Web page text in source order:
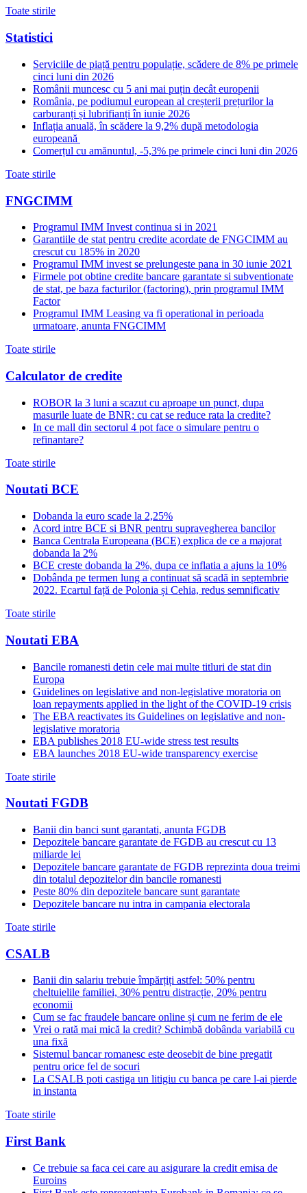
Toate stirile
Statistici
Serviciile de piață pentru populație, scădere de 8% pe primele
cinci luni din 2026
Românii muncesc cu 5 ani mai puțin decât europenii
România, pe podiumul european al creșterii prețurilor la
carburanți și lubrifianți în iunie 2026
Inflația anuală, în scădere la 9,2% după metodologia
europeană
Comerțul cu amănuntul, -5,3% pe primele cinci luni din 2026
Toate stirile
FNGCIMM
Programul IMM Invest continua si in 2021
Garantiile de stat pentru credite acordate de FNGCIMM au
crescut cu 185% in 2020
Programul IMM invest se prelungeste pana in 30 iunie 2021
Firmele pot obtine credite bancare garantate si subventionate
de stat, pe baza facturilor (factoring), prin programul IMM
Factor
Programul IMM Leasing va fi operational in perioada
urmatoare, anunta FNGCIMM
Toate stirile
Calculator de credite
ROBOR la 3 luni a scazut cu aproape un punct, dupa
masurile luate de BNR; cu cat se reduce rata la credite?
In ce mall din sectorul 4 pot face o simulare pentru o
refinantare?
Toate stirile
Noutati BCE
Dobanda la euro scade la 2,25%
Acord intre BCE si BNR pentru supravegherea bancilor
Banca Centrala Europeana (BCE) explica de ce a majorat
dobanda la 2%
BCE creste dobanda la 2%, dupa ce inflatia a ajuns la 10%
Dobânda pe termen lung a continuat să scadă in septembrie
2022. Ecartul față de Polonia și Cehia, redus semnificativ
Toate stirile
Noutati EBA
Bancile romanesti detin cele mai multe titluri de stat din
Europa
Guidelines on legislative and non-legislative moratoria on
loan repayments applied in the light of the COVID-19 crisis
The EBA reactivates its Guidelines on legislative and non-
legislative moratoria
EBA publishes 2018 EU-wide stress test results
EBA launches 2018 EU-wide transparency exercise
Toate stirile
Noutati FGDB
Banii din banci sunt garantati, anunta FGDB
Depozitele bancare garantate de FGDB au crescut cu 13
miliarde lei
Depozitele bancare garantate de FGDB reprezinta doua treimi
din totalul depozitelor din bancile romanesti
Peste 80% din depozitele bancare sunt garantate
Depozitele bancare nu intra in campania electorala
Toate stirile
CSALB
Banii din salariu trebuie împărțiți astfel: 50% pentru
cheltuielile familiei, 30% pentru distracție, 20% pentru
economii
Cum se fac fraudele bancare online și cum ne ferim de ele
Vrei o rată mai mică la credit? Schimbă dobânda variabilă cu
una fixă
Sistemul bancar romanesc este deosebit de bine pregatit
pentru orice fel de socuri
La CSALB poti castiga un litigiu cu banca pe care l-ai pierde
in instanta
Toate stirile
First Bank
Ce trebuie sa faca cei care au asigurare la credit emisa de
Euroins